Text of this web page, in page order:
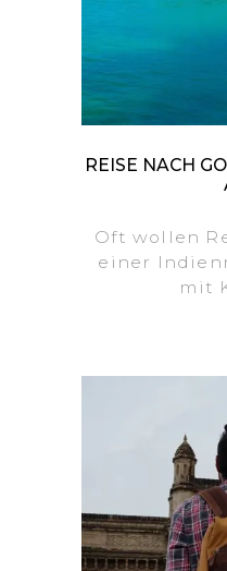
REISE NACH
Oft wollen
einer
mit